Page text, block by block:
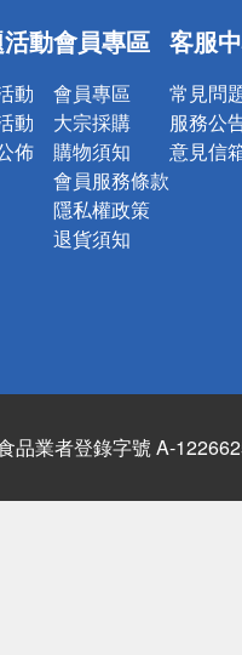
詐騙網頁！請小
動
動
動
佈
會員專區
會員專區
大宗採購
購物須知
會員服務條款
隱私權政策
退貨須知
客服
常見問
服務公
意見信
品業者登錄字號 A-